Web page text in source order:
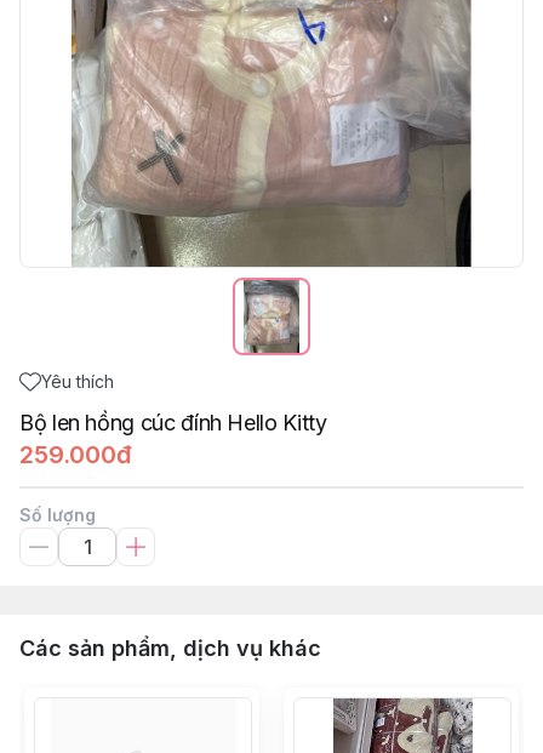
Yêu thích
Bộ len hồng cúc đính Hello Kitty
259.000đ
Số lượng
Các sản phẩm, dịch vụ khác